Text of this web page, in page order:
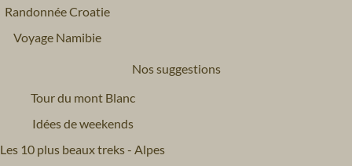
Randonnée Croatie
Voyage Namibie
Nos suggestions
Tour du mont Blanc
Idées de weekends
Les 10 plus beaux treks - Alpes